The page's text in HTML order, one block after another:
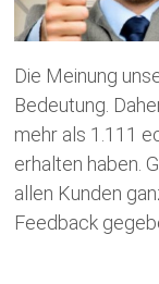
Die Meinung
Bedeutung.
mehr als 1.111
erhalten haben.
allen Kunden
Feedback